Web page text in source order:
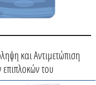
και Αντιμετώπιση
του